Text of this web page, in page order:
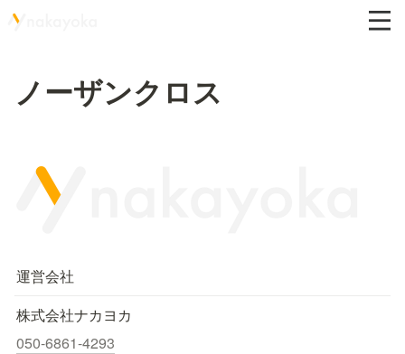
ノーザンクロス
運営会社
株式会社ナカヨカ
050-6861-4293